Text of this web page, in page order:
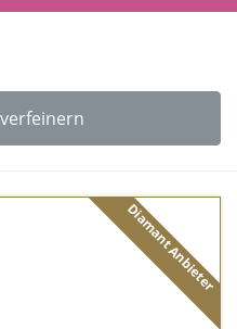
Diamant Anbieter